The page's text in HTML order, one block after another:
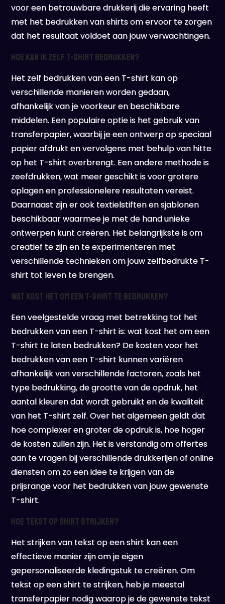
voor een betrouwbare drukkerij die ervaring heeft
met het bedrukken van shirts om ervoor te zorgen
dat het resultaat voldoet aan jouw verwachtingen.
Hoe kan ik zelf t-shirt bedrukken?
Het zelf bedrukken van een T-shirt kan op
verschillende manieren worden gedaan,
afhankelijk van je voorkeur en beschikbare
middelen. Een populaire optie is het gebruik van
transferpapier, waarbij je een ontwerp op speciaal
papier afdrukt en vervolgens met behulp van hitte
op het T-shirt overbrengt. Een andere methode is
zeefdrukken, wat meer geschikt is voor grotere
oplagen en professionelere resultaten vereist.
Daarnaast zijn er ook textielstiften en sjablonen
beschikbaar waarmee je met de hand unieke
ontwerpen kunt creëren. Het belangrijkste is om
creatief te zijn en te experimenteren met
verschillende technieken om jouw zelfbedrukte T-
shirt tot leven te brengen.
Wat kost het om een t-shirt te bedrukken?
Een veelgestelde vraag met betrekking tot het
bedrukken van een T-shirt is: wat kost het om een
T-shirt te laten bedrukken? De kosten voor het
bedrukken van een T-shirt kunnen variëren
afhankelijk van verschillende factoren, zoals het
type bedrukking, de grootte van de opdruk, het
aantal kleuren dat wordt gebruikt en de kwaliteit
van het T-shirt zelf. Over het algemeen geldt dat
hoe complexer en groter de opdruk is, hoe hoger
de kosten zullen zijn. Het is verstandig om offertes
aan te vragen bij verschillende drukkerijen of online
diensten om zo een idee te krijgen van de
prijsrange voor het bedrukken van jouw gewenste
T-shirt.
Hoe tekst op shirt strijken?
Het strijken van tekst op een shirt kan een
effectieve manier zijn om je eigen
gepersonaliseerde kledingstuk te creëren. Om
tekst op een shirt te strijken, heb je meestal
transferpapier nodig waarop je de gewenste tekst